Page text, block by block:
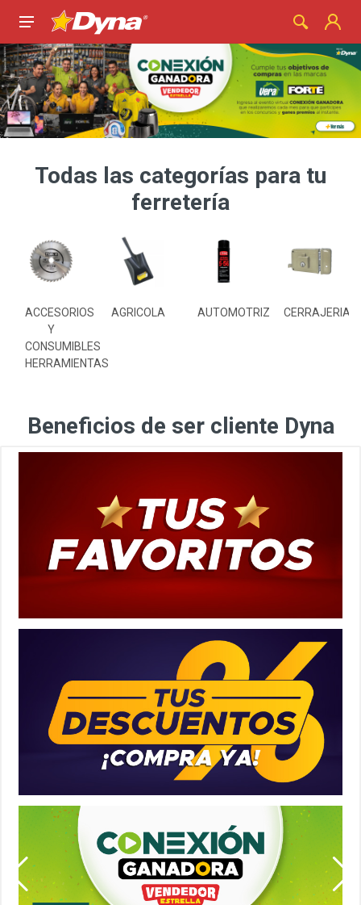
Todas las categorías para tu
ferretería
ACCESORIOS
Y
CONSUMIBLES
HERRAMIENTAS
AGRICOLA AUTOMOTRIZ CERRAJERIA
Beneficios de ser cliente Dyna